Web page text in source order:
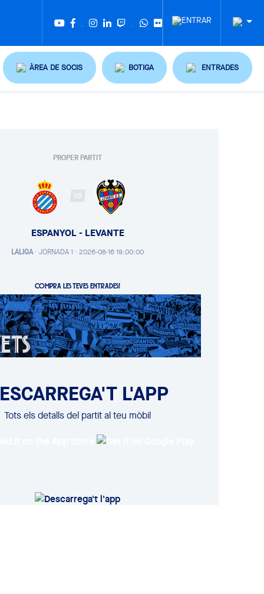
ÀREA DE SOCIS BOTIGA ENTRADES
PROPER PARTIT
VS
ESPANYOL - LEVANTE
LALIGA· JORNADA 1 · 2026-08-16 19:00:00
COMPRA LES TEVES ENTRADES!
L'APP
Tots els detalls del partit al teu mòbil